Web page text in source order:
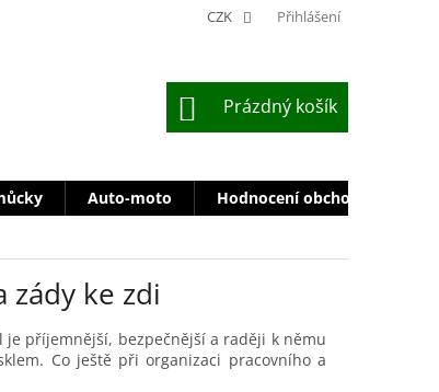
CZK Přihlášení
NÁKUPNÍ
KOŠÍK
Prázdný košík
Auto-moto Hodnocení obchodu
zády ke zdi
je příjemnější, bezpečnější a raději k němu
Co ještě při organizaci pracovního a